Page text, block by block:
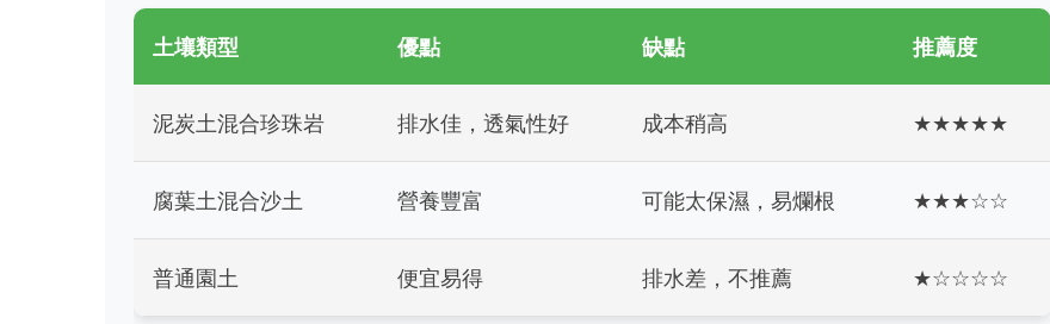
土壤類型 優點 缺點 推薦度
泥炭土混合珍珠岩 排水佳，透氣性好 成本稍高 ★★★★★
腐葉土混合沙土 營養豐富 可能太保濕，易爛根 ★★★☆☆
普通園土 便宜易得 排水差，不推薦 ★☆☆☆☆